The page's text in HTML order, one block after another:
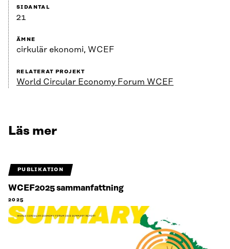
SIDANTAL
21
ÄMNE
cirkulär ekonomi, WCEF
RELATERAT PROJEKT
World Circular Economy Forum WCEF
Läs mer
PUBLIKATION
WCEF2025 sammanfattning
2025